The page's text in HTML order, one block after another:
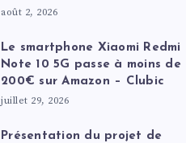
août 2, 2026
Le smartphone Xiaomi Redmi
Note 10 5G passe à moins de
200€ sur Amazon – Clubic
juillet 29, 2026
Présentation du projet de